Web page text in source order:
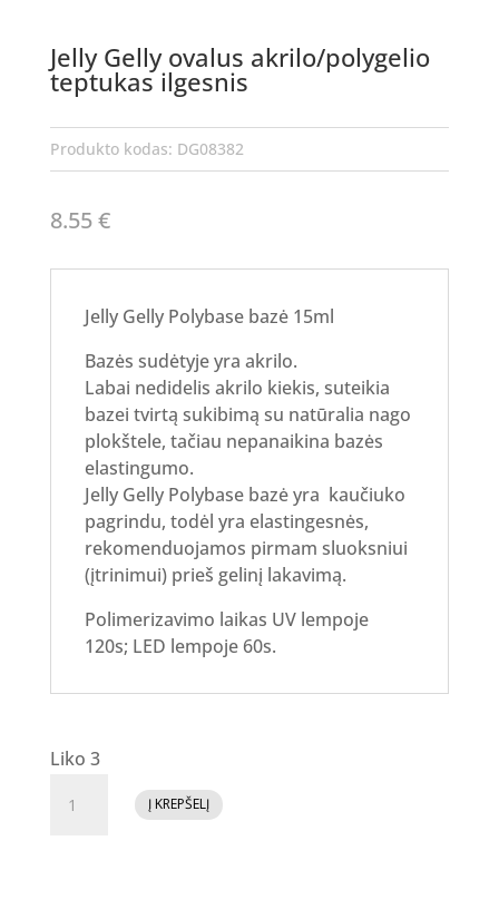
Jelly Gelly ovalus akrilo/polygelio
teptukas ilgesnis
Produkto kodas: DG08382
8.55€
Jelly Gelly Polybase bazė 15ml
Bazės sudėtyje yra akrilo.
Labai nedidelis akrilo kiekis, suteikia
bazei tvirtą sukibimą su natūralia nago
plokštele, tačiau nepanaikina bazės
elastingumo.
Jelly Gelly Polybase bazė yra kaučiuko
pagrindu, todėl yra elastingesnės,
rekomenduojamos pirmam sluoksniui
(įtrinimui) prieš gelinį lakavimą.
Polimerizavimo laikas UV lempoje
120s; LED lempoje 60s.
Liko 3
kiekis:
Į KREPŠELĮ